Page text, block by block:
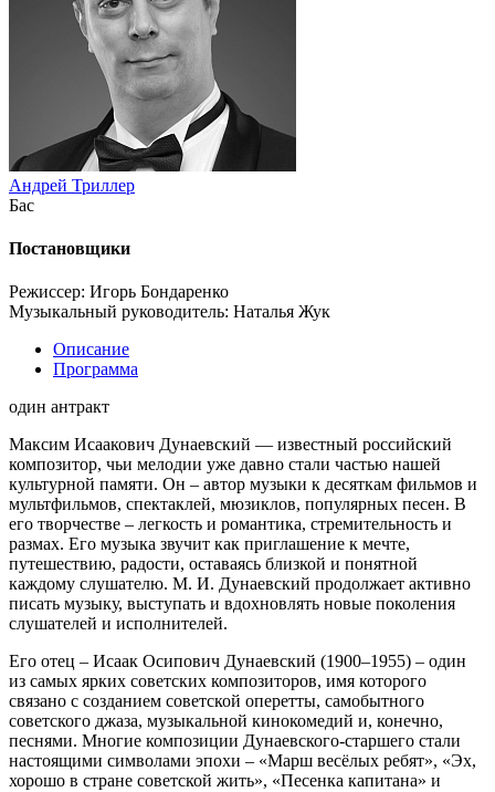
Андрей Триллер
Бас
Постановщики
Режиссер: Игорь Бондаренко
Музыкальный руководитель: Наталья Жук
Описание
Программа
один антракт
Максим Исаакович Дунаевский — известный российский
композитор, чьи мелодии уже давно стали частью нашей
культурной памяти. Он – автор музыки к десяткам фильмов и
мультфильмов, спектаклей, мюзиклов, популярных песен. В
его творчестве – легкость и романтика, стремительность и
размах. Его музыка звучит как приглашение к мечте,
путешествию, радости, оставаясь близкой и понятной
каждому слушателю. М. И. Дунаевский продолжает активно
писать музыку, выступать и вдохновлять новые поколения
слушателей и исполнителей.
Его отец – Исаак Осипович Дунаевский (1900–1955) – один
из самых ярких советских композиторов, имя которого
связано с созданием советской оперетты, самобытного
советского джаза, музыкальной кинокомедий и, конечно,
песнями. Многие композиции Дунаевского-старшего стали
настоящими символами эпохи – «Марш весёлых ребят», «Эх,
хорошо в стране советской жить», «Песенка капитана» и